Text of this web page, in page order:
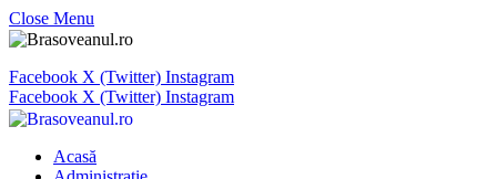
Close Menu
Facebook X (Twitter) Instagram
Facebook X (Twitter) Instagram
Acasă